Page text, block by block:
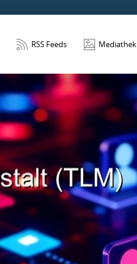
RSS Feeds Mediathek